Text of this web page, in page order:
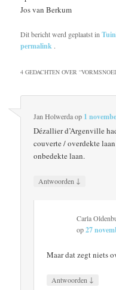
Jos van Berkum
Dit bericht werd geplaatst in
permalink .
4 GEDACHTEN OVER “
Jan Holwerdaop 1
Dézallier d’Argenville
couverte / overdekte
onbedekte laan.
Antwoorden ↓
Carla
op27
Maar dat zegt niets
Antwoorden ↓